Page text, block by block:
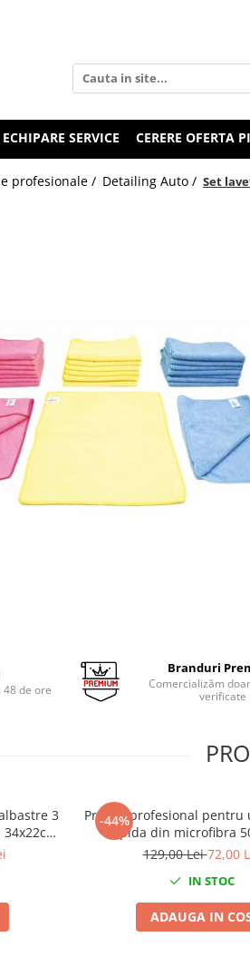
SERVICE CERERE OFERTA
profesionale / Detailing Auto / Set
de ore
Branduri
Comercializăm
verificate
3
-44%
Prosop profesional pentru
rapida din microfibra
129,00 Lei72,00
IN STOC
ADAUGA IN